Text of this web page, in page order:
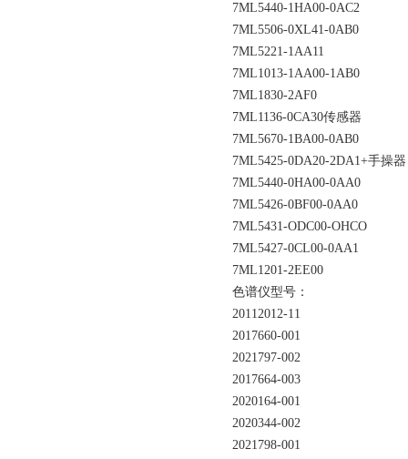
7ML5440-1HA00-0AC2
7ML5506-0XL41-0AB0
7ML5221-1AA11
7ML1013-1AA00-1AB0
7ML1830-2AF0
7ML1136-0CA30传感器
7ML5670-1BA00-0AB0
7ML5425-0DA20-2DA1+手操器
7ML5440-0HA00-0AA0
7ML5426-0BF00-0AA0
7ML5431-ODC00-OHCO
7ML5427-0CL00-0AA1
7ML1201-2EE00
色谱仪型号：
20112012-11
2017660-001
2021797-002
2017664-003
2020164-001
2020344-002
2021798-001